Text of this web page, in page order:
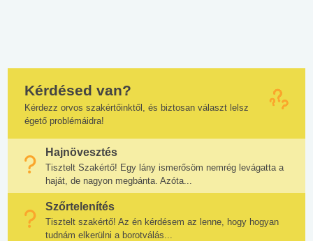
Kérdésed van?
Kérdezz orvos szakértőinktől, és biztosan választ lelsz
égető problémáidra!
Hajnövesztés
Tisztelt Szakértő! Egy lány ismerősöm nemrég levágatta a
haját, de nagyon megbánta. Azóta...
Szőrtelenítés
Tisztelt szakértő! Az én kérdésem az lenne, hogy hogyan
tudnám elkerülni a borotválás...